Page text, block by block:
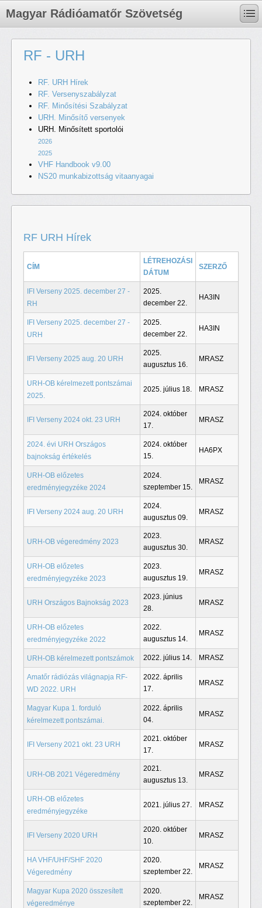
Magyar Rádióamatőr Szövetség
RF - URH
RF. URH Hírek
RF. Versenyszabályzat
RF. Minősítési Szabályzat
URH. Minősítő versenyek
URH. Minősített sportolói
2026
2025
VHF Handbook v9.00
NS20 munkabizottság vitaanyagai
RF URH Hírek
CÍM
LÉTREHOZÁSI
DÁTUM
SZERZŐ
IFI Verseny 2025. december 27 -
RH
2025.
december 22.
HA3IN
IFI Verseny 2025. december 27 -
URH
2025.
december 22.
HA3IN
IFI Verseny 2025 aug. 20 URH
2025.
augusztus 16.
MRASZ
URH-OB kérelmezett pontszámai
2025.
2025. július 18. MRASZ
IFI Verseny 2024 okt. 23 URH
2024. október
17.
MRASZ
2024. évi URH Országos
bajnokság értékelés
2024. október
15.
HA6PX
URH-OB előzetes
eredményjegyzéke 2024
2024.
szeptember 15.
MRASZ
IFI Verseny 2024 aug. 20 URH
2024.
augusztus 09.
MRASZ
URH-OB végeredmény 2023
2023.
augusztus 30.
MRASZ
URH-OB előzetes
eredményjegyzéke 2023
2023.
augusztus 19.
MRASZ
URH Országos Bajnokság 2023
2023. június
28.
MRASZ
URH-OB előzetes
eredményjegyzéke 2022
2022.
augusztus 14.
MRASZ
URH-OB kérelmezett pontszámok 2022. július 14. MRASZ
Amatőr rádiózás világnapja RF-
WD 2022. URH
2022. április
17.
MRASZ
Magyar Kupa 1. forduló
kérelmezett pontszámai.
2022. április
04.
MRASZ
IFI Verseny 2021 okt. 23 URH
2021. október
17.
MRASZ
URH-OB 2021 Végeredmény
2021.
augusztus 13.
MRASZ
URH-OB előzetes
eredményjegyzéke
2021. július 27. MRASZ
IFI Verseny 2020 URH
2020. október
10.
MRASZ
HA VHF/UHF/SHF 2020
Végeredmény
2020.
szeptember 22.
MRASZ
Magyar Kupa 2020 összesített
végeredménye
2020.
szeptember 22.
MRASZ